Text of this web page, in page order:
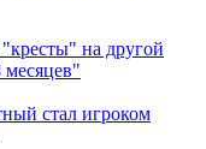
на другой
месяцев"
стал игроком